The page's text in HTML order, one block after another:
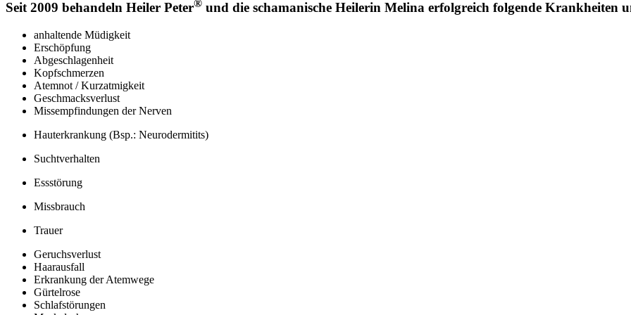
Seit 2009 behandeln Heiler Peter® und die schamanische Heilerin Melina erfolgreich folgende Krankheiten
anhaltende Müdigkeit
Erschöpfung
Abgeschlagenheit
Kopfschmerzen
Atemnot / Kurzatmigkeit
Geschmacksverlust
Missempfindungen der Nerven
Hauterkrankung (Bsp.: Neurodermitits)
Suchtverhalten
Essstörung
Missbrauch
Trauer
Geruchsverlust
Haarausfall
Erkrankung der Atemwege
Gürtelrose
Schlafstörungen